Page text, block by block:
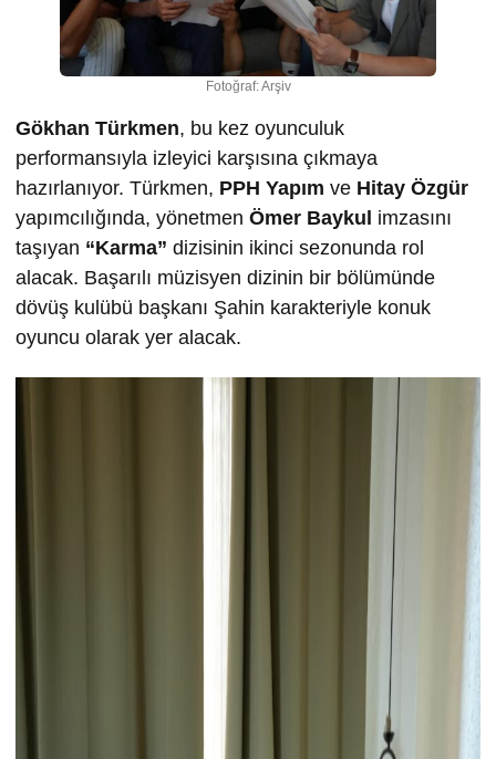
Fotoğraf: Arşiv
Gökhan Türkmen, bu kez oyunculuk
performansıyla izleyici karşısına çıkmaya
hazırlanıyor. Türkmen, PPH Yapım ve Hitay Özgür
yapımcılığında, yönetmen Ömer Baykul imzasını
taşıyan “Karma” dizisinin ikinci sezonunda rol
alacak. Başarılı müzisyen dizinin bir bölümünde
dövüş kulübü başkanı Şahin karakteriyle konuk
oyuncu olarak yer alacak.